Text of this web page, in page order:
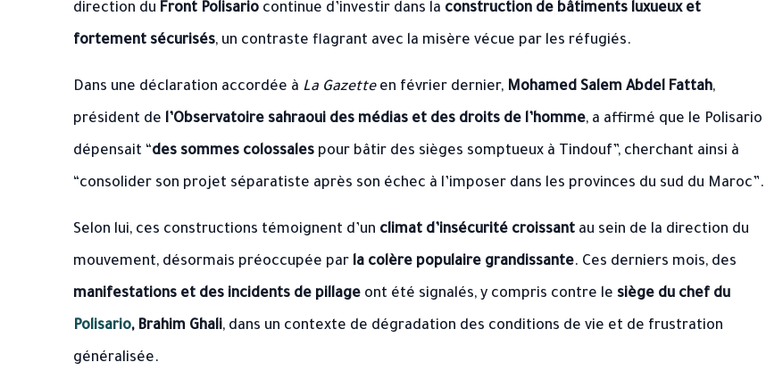
direction du Front Polisario continue d’investir dans la construction de bâtiments luxueux et
fortement sécurisés, un contraste flagrant avec la misère vécue par les réfugiés.
Dans une déclaration accordée à La Gazetteen février dernier, Mohamed Salem Abdel Fattah,
président de l’Observatoire sahraoui des médias et des droits de l’homme, a affirmé que le Polisario
dépensait “des sommes colossales pour bâtir des sièges somptueux à Tindouf”, cherchant ainsi à
“consolider son projet séparatiste après son échec à l’imposer dans les provinces du sud du Maroc”.
Selon lui, ces constructions témoignent d’un climat d’insécurité croissant au sein de la direction du
mouvement, désormais préoccupée par la colère populaire grandissante. Ces derniers mois, des
manifestations et des incidents de pillage ont été signalés, y compris contre le siège du chef du
Polisario, Brahim Ghali, dans un contexte de dégradation des conditions de vie et de frustration
généralisée.